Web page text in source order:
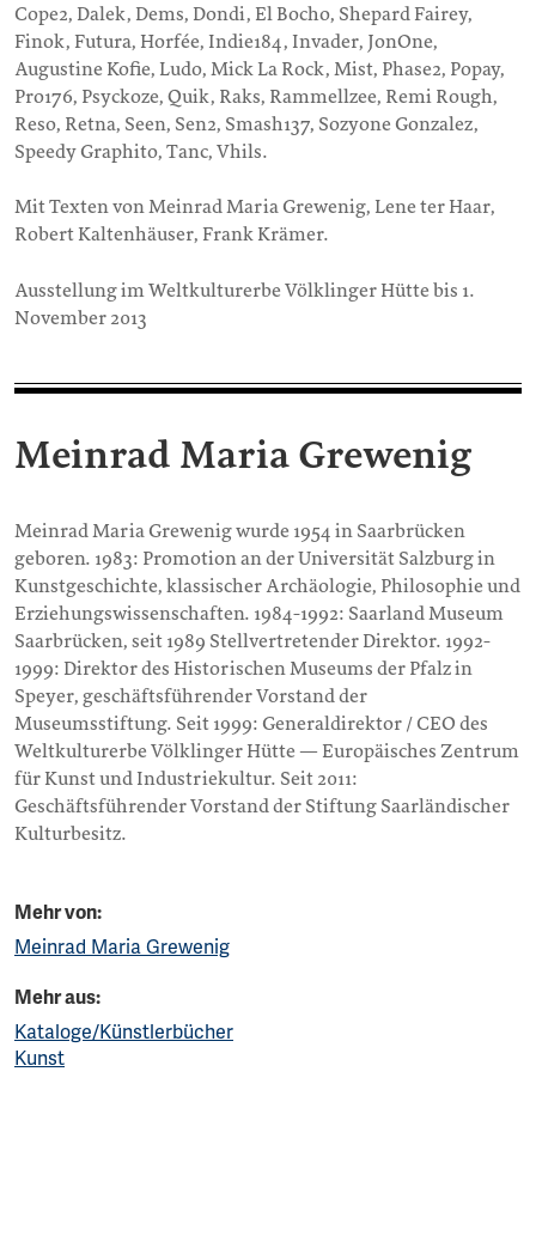
Cope2, Dalek, Dems, Dondi, El Bocho, Shepard Fairey,
Finok, Futura, Horfée, Indie184, Invader, JonOne,
Augustine Kofie, Ludo, Mick La Rock, Mist, Phase2, Popay,
Pro176, Psyckoze, Quik, Raks, Rammellzee, Remi Rough,
Reso, Retna, Seen, Sen2, Smash137, Sozyone Gonzalez,
Speedy Graphito, Tanc, Vhils.
Mit Texten von Meinrad Maria Grewenig, Lene ter Haar,
Robert Kaltenhäuser, Frank Krämer.
Ausstellung im Weltkulturerbe Völklinger Hütte bis 1.
November 2013
Meinrad Maria Grewenig
Meinrad Maria Grewenig wurde 1954 in Saarbrücken
geboren. 1983: Promotion an der Universität Salzburg in
Kunstgeschichte, klassischer Archäologie, Philosophie und
Erziehungswissenschaften. 1984-1992: Saarland Museum
Saarbrücken, seit 1989 Stellvertretender Direktor. 1992-
1999: Direktor des Historischen Museums der Pfalz in
Speyer, geschäftsführender Vorstand der
Museumsstiftung. Seit 1999: Generaldirektor / CEO des
Weltkulturerbe Völklinger Hütte — Europäisches Zentrum
für Kunst und Industriekultur. Seit 2011:
Geschäftsführender Vorstand der Stiftung Saarländischer
Kulturbesitz.
Mehr von:
Meinrad Maria Grewenig
Mehr aus:
Kataloge/Künstlerbücher
Kunst